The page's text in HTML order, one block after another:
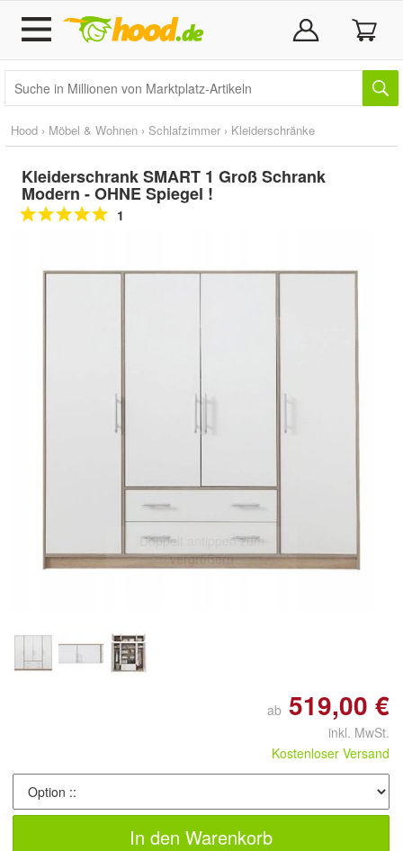
Hood › Möbel & Wohnen › Schlafzimmer › Kleiderschränke
Kleiderschrank SMART 1 Groß Schrank
Modern - OHNE Spiegel !
1
Doppelt antippen zum
vergrößern
ab 519,00 €
inkl. MwSt.
Kostenloser Versand
In den Warenkorb